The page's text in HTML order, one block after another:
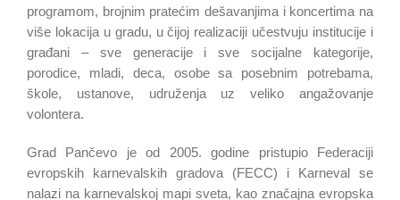
programom, brojnim pratećim dešavanjima i koncertima na
više lokacija u gradu, u čijoj realizaciji učestvuju institucije i
građani – sve generacije i sve socijalne kategorije,
porodice, mladi, deca, osobe sa posebnim potrebama,
škole, ustanove, udruženja uz veliko angažovanje
volontera.
Grad Pančevo je od 2005. godine pristupio Federaciji
evropskih karnevalskih gradova (FECC) i Karneval se
nalazi na karnevalskoj mapi sveta, kao značajna evropska